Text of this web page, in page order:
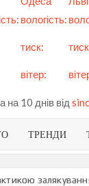
вологість:
тиск:
вітер:
на 10 днів від
ТРЕНДИ
залякування –